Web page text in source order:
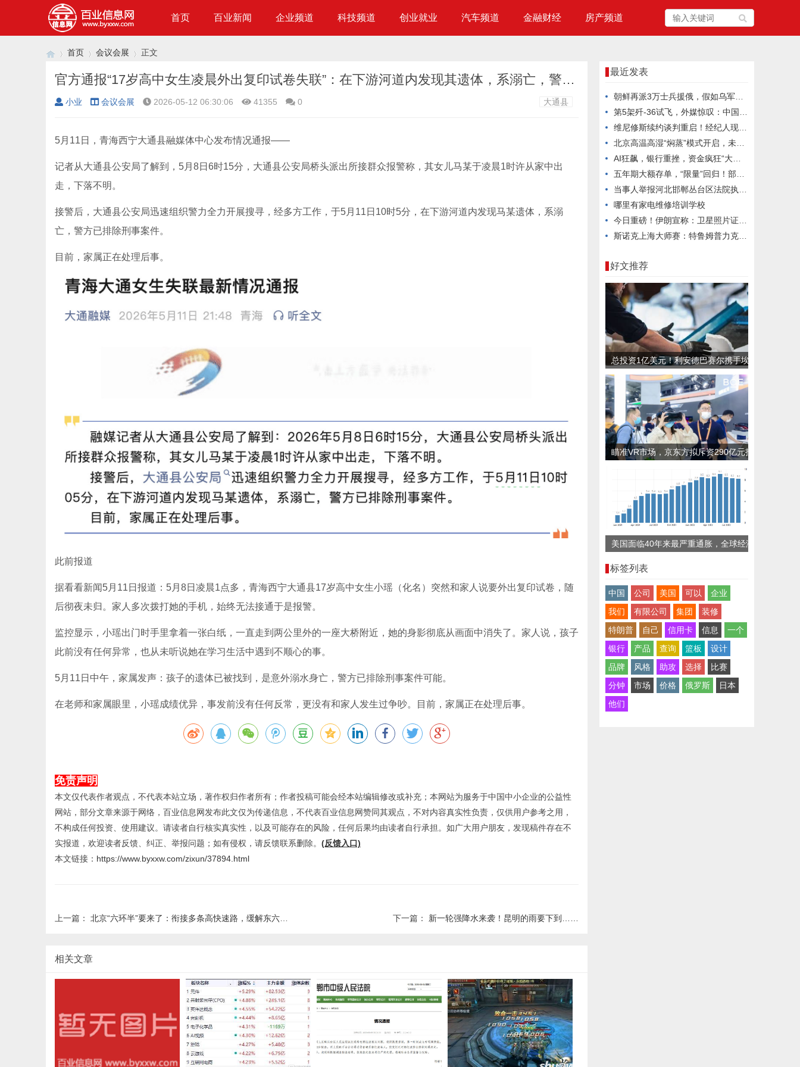
首页 百业新闻 企业频道 科技频道 创业就业 汽车频道 金融财经 房产频道
›
首页 会议会展
›
正文
官方通报“17岁高中女生凌晨外出复印试卷失联”：在下游河道内发现其遗体，系溺亡，警方已排除刑事案件
小业 会议会展 2026-05-12 06:30:06 41355 0 大通县
5月11日，青海西宁大通县融媒体中心发布情况通报——
记者从大通县公安局了解到，5月8日6时15分，大通县公安局桥头派出所接群众报警称，其女儿马某于凌晨1时许从家中出
走，下落不明。
接警后，大通县公安局迅速组织警力全力开展搜寻，经多方工作，于5月11日10时5分，在下游河道内发现马某遗体，系溺
亡，警方已排除刑事案件。
目前，家属正在处理后事。
此前报道
据看看新闻5月11日报道：5月8日凌晨1点多，青海西宁大通县17岁高中女生小瑶（化名）突然和家人说要外出复印试卷，随
后彻夜未归。家人多次拨打她的手机，始终无法接通于是报警。
监控显示，小瑶出门时手里拿着一张白纸，一直走到两公里外的一座大桥附近，她的身影彻底从画面中消失了。家人说，孩子
此前没有任何异常，也从未听说她在学习生活中遇到不顺心的事。
5月11日中午，家属发声：孩子的遗体已被找到，是意外溺水身亡，警方已排除刑事案件可能。
在老师和家属眼里，小瑶成绩优异，事发前没有任何反常，更没有和家人发生过争吵。目前，家属正在处理后事。
免责声明
本文仅代表作者观点，不代表本站立场，著作权归作者所有；作者投稿可能会经本站编辑修改或补充；本网站为服务于中国中小企业的公益性
网站，部分文章来源于网络，百业信息网发布此文仅为传递信息，不代表百业信息网赞同其观点，不对内容真实性负责，仅供用户参考之用，
不构成任何投资、使用建议。请读者自行核实真实性，以及可能存在的风险，任何后果均由读者自行承担。如广大用户朋友，发现稿件存在不
实报道，欢迎读者反馈、纠正、举报问题；如有侵权，请反馈联系删除。 (反馈入口)
本文链接： https://www.byxxw.com/zixun/37894.html
上一篇： 北京“六环半”要来了：衔接多条高快速路，缓解东六环交通压力 下一篇： 新一轮强降水来袭！昆明的雨要下到……
相关文章
最近发表
朝鲜再派3万士兵援俄，假如乌军重创他们，金正恩会向乌克兰宣战吗？
第5架歼-36试飞，外媒惊叹：中国六代机2030年服役稳了？
维尼修斯续约谈判重启！经纪人现身巴尔德贝巴斯引发关注
北京高温高湿“焖蒸”模式开启，未来三天注意防暑
AI狂飙，银行重挫，资金疯狂“大挪移”
五年期大额存单，“限量”回归！部分银行已售罄
当事人举报河北邯郸丛台区法院执行局长低俗骚扰并索贿，官方通报：不当言论通话录音确系其本人，已停职处理
哪里有家电维修培训学校
今日重磅！伊朗宣称：卫星照片证实成功摧毁美军3架F-35A！特朗普被打的毫无招架之力
斯诺克上海大师赛：特鲁姆普力克威尔逊夺冠
好文推荐
总投资1亿美元！利安德巴赛尔携手埃
克森美孚等公司共同推进首家新型塑料
加工厂
瞄准VR市场，京东方拟斥资290亿元投
美国面临40年来最严重通胀，全球经济
标签列表
中国 公司 美国 可以
企业
我们
有限公司 集团
装修
特朗普
自己 信用卡 信息
一个
银行
产品 查询 篮板
设计
品牌
风格 助攻 选择
比赛
分钟
市场 价格 俄罗斯
日本
他们